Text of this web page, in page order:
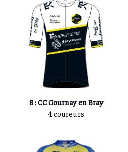
8 : CC Gournay en Bray
4 coureurs